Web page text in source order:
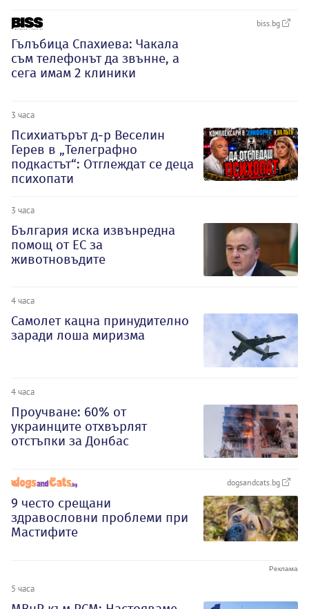
biss.bg
Гълъбица Спахиева: Чакала
съм телефонът да звънне, а
сега имам 2 клиники
3 часа
Психиатърът д-р Веселин
Герев в „Телеграфно
подкастът“: Отглеждат се деца
психопати
3 часа
България иска извънредна
помощ от ЕС за
животновъдите
4 часа
Самолет кацна принудително
заради лоша миризма
4 часа
Проучване: 60% от
украинците отхвърлят
отстъпки за Донбас
dogsandcats.bg
9 често срещани
здравословни проблеми при
Мастифите
5 часа